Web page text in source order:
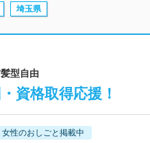
埼玉県
型自由
資格取得応援！
女性のおしごと掲載中